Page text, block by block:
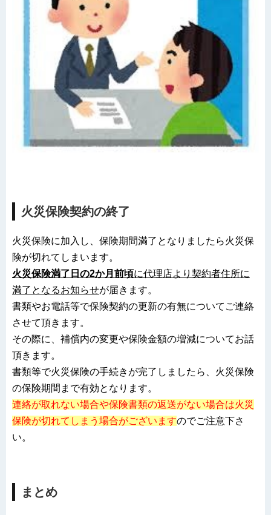
火災保険契約の終了
火災保険に加入し、保険期間満了となりましたら火災保
険が切れてしまいます。
火災保険満了日の2か月前頃に代理店より契約者住所に
満了となるお知らせが届きます。
書類やお電話等で保険契約の更新の有無についてご連絡
させて頂きます。
その際に、補償内の変更や保険金額の増減についてお話
頂きます。
書類等で火災保険の手続きが完了しましたら、火災保険
の保険期間まで有効となります。
連絡が取れない場合や保険書類の返送がない場合は火災
保険が切れてしまう場合がございますのでご注意下さ
い。
まとめ